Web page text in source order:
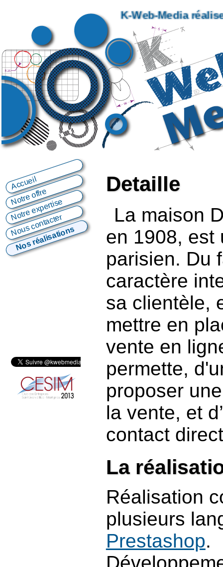
Detaille
La maison
en 1908, est
parisien. Du
caractère
sa clientèle,
mettre en
vente en
permette,
proposer
la vente, et
contact
La
Réalisation
plusieurs
Prestashop.
K‑Web‑Media
Accueil
Notre offre
Notre expertise
Nous contacter
Nos réalisations